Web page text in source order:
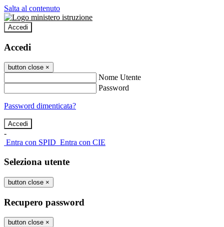
Salta al contenuto
Accedi
Accedi
button close ×
Nome Utente
Password
Password dimenticata?
-
Entra con SPID Entra con CIE
Seleziona utente
button close ×
Recupero password
button close ×